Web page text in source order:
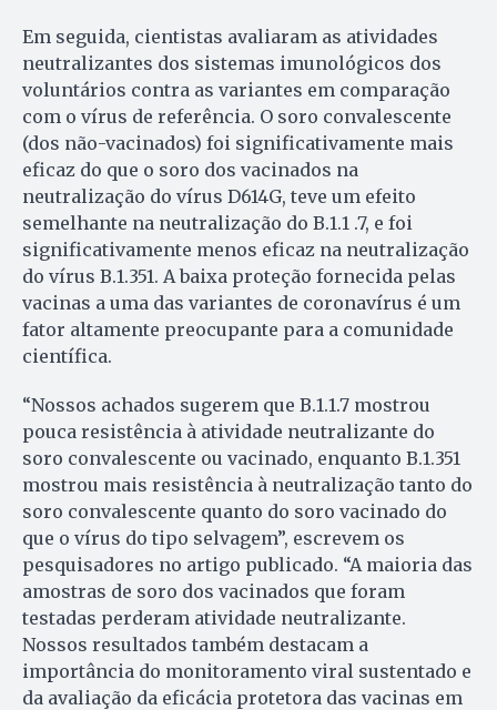
Em seguida, cientistas avaliaram as atividades
neutralizantes dos sistemas imunológicos dos
voluntários contra as variantes em comparação
com o vírus de referência. O soro convalescente
(dos não-vacinados) foi significativamente mais
eficaz do que o soro dos vacinados na
neutralização do vírus D614G, teve um efeito
semelhante na neutralização do B.1.1 .7, e foi
significativamente menos eficaz na neutralização
do vírus B.1.351. A baixa proteção fornecida pelas
vacinas a uma das variantes de coronavírus é um
fator altamente preocupante para a comunidade
científica.
“Nossos achados sugerem que B.1.1.7 mostrou
pouca resistência à atividade neutralizante do
soro convalescente ou vacinado, enquanto B.1.351
mostrou mais resistência à neutralização tanto do
soro convalescente quanto do soro vacinado do
que o vírus do tipo selvagem”, escrevem os
pesquisadores no artigo publicado. “A maioria das
amostras de soro dos vacinados que foram
testadas perderam atividade neutralizante.
Nossos resultados também destacam a
importância do monitoramento viral sustentado e
da avaliação da eficácia protetora das vacinas em